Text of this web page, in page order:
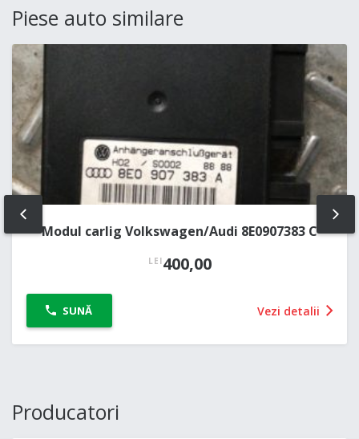
Piese auto similare
Modul carlig Volkswagen/Audi 8E0907383 C
LEI400,00
SUNĂ Vezi detalii
PREV
Producatori